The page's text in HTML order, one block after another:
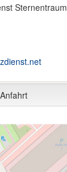
Sternentraum
Anfahrt